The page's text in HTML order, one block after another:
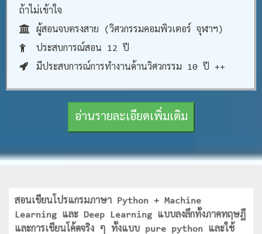
ถ้าไม่เข้าใจ
ผู้สอนจบตรงสาย (วิศวกรรมคอมพิวเตอร์ จุฬาฯ)
ประสบการณ์สอน 12 ปี
มีประสบการณ์การทำงานด้านวิศวกรรม 10 ปี ++
อ่านรายละเอียดเพิ่มเติม
สอนเขียนโปรแกรมภาษา Python + Machine
Learning และ Deep Learning แบบลงลึกทั้งภาคทฤษฎี
และการเขียนโค้ดจริง ๆ ทั้งแบบ pure python และใช้